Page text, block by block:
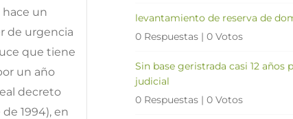
un
de urgencia
que tiene
un año
decreto
1994), en
levantamiento de reserva de
0 Respuestas | 0 Votos
Sin base geristrada casi 12 años
judicial
0 Respuestas | 0 Votos